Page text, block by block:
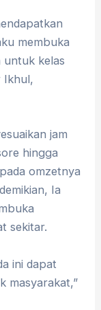
membuka
untuk kelas
Ikhul,
jam
hingga
omzetnya
Ia
sekitar.
ini dapat
masyarakat,”